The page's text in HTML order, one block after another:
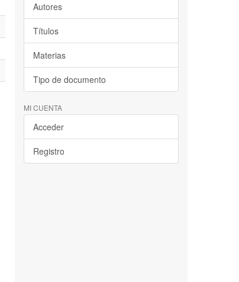
Autores
Títulos
Materias
Tipo de documento
MI CUENTA
Acceder
Registro